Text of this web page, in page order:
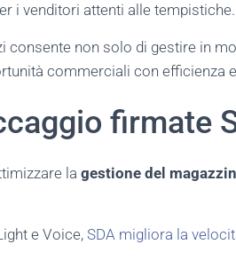
i venditori attenti alle tempistiche.
consente non solo di gestire in
commerciali con efficienza
firmate
la gestione del
e Voice,SDA migliora la